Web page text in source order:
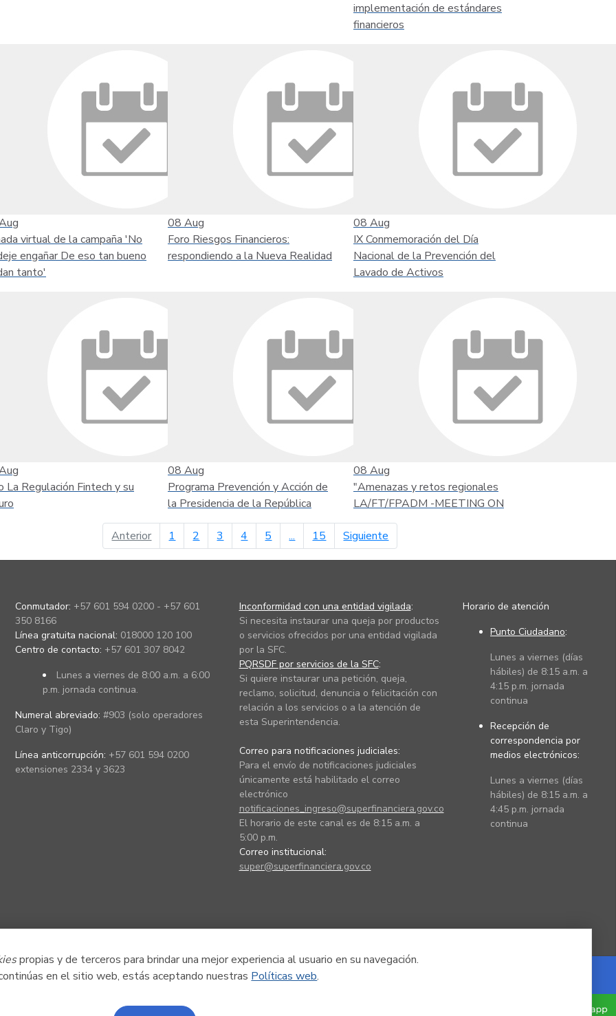
propias y de terceros para brindar una mejor experiencia al usuario en su navegación.
en el sitio web, estás aceptando nuestras Políticas web.
implementación de estándares
financieros
virtual de la campaña 'No
engañar De eso tan bueno
tanto'
08 Aug
Foro Riesgos Financieros:
respondiendo a la Nueva Realidad
08 Aug
IX Conmemoración del Día
Nacional de la Prevención del
Lavado de Activos
La Regulación Fintech y su
08 Aug
Programa Prevención y Acción de
la Presidencia de la República
08 Aug
"Amenazas y retos regionales
LA/FT/FPADM -MEETING ON
Anteriorpágina anterior
1 2 3 4 5 ... 15 Siguiente
Conmutador: +57 601 594 0200 - +57 601
350 8166
Línea gratuita nacional: 018000 120 100
Centro de contacto: +57 601 307 8042
Lunes a viernes de 8:00 a.m. a 6:00
p.m. jornada continua.
Numeral abreviado: #903 (solo operadores
Claro y Tigo)
Línea anticorrupción: +57 601 594 0200
extensiones 2334 y 3623
Inconformidad con una entidad vigilada:
Si necesita instaurar una queja por productos
o servicios ofrecidos por una entidad vigilada
por la SFC.
PQRSDF por servicios de la SFC:
Si quiere instaurar una petición, queja,
reclamo, solicitud, denuncia o felicitación con
relación a los servicios o a la atención de
esta Superintendencia.
Correo para notificaciones judiciales:
Para el envío de notificaciones judiciales
únicamente está habilitado el correo
electrónico
notificaciones_ingreso@superfinanciera.gov.co
El horario de este canal es de 8:15 a.m. a
5:00 p.m.
Correo institucional:
super@superfinanciera.gov.co
Horario de atención
Punto Ciudadano:
Lunes a viernes (días
hábiles) de 8:15 a.m. a
4:15 p.m. jornada
continua
Recepción de
correspondencia por
medios electrónicos:
Lunes a viernes (días
hábiles) de 8:15 a.m. a
4:45 p.m. jornada
continua
Powered by Nexura